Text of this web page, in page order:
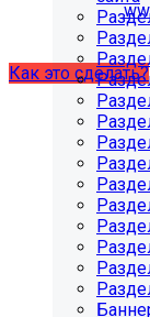
указан адрес:
Затем
обновлений».
Как это сделать?
Как